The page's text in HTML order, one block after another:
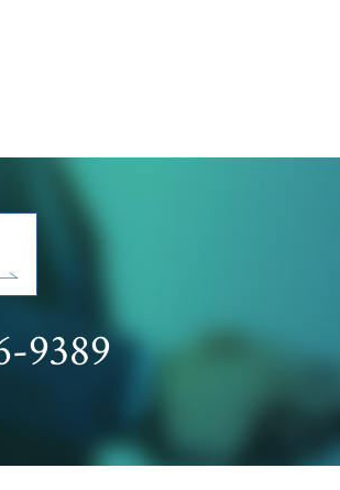
9389